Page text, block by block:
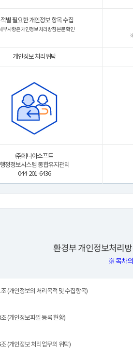
별 필요한 개인정보 항목 수집
부사항은 개인정보 처리방침 본문 확인
개인정보 처리위탁
㈜에니아소프트
정정보시스템 통합유지관리
044-201-6436
환경부 개인정보처리
※ 목차의
(개인정보의 처리목적 및 수집항목)
(개인정보파일 등록 현황)
(개인정보 처리업무의 위탁)